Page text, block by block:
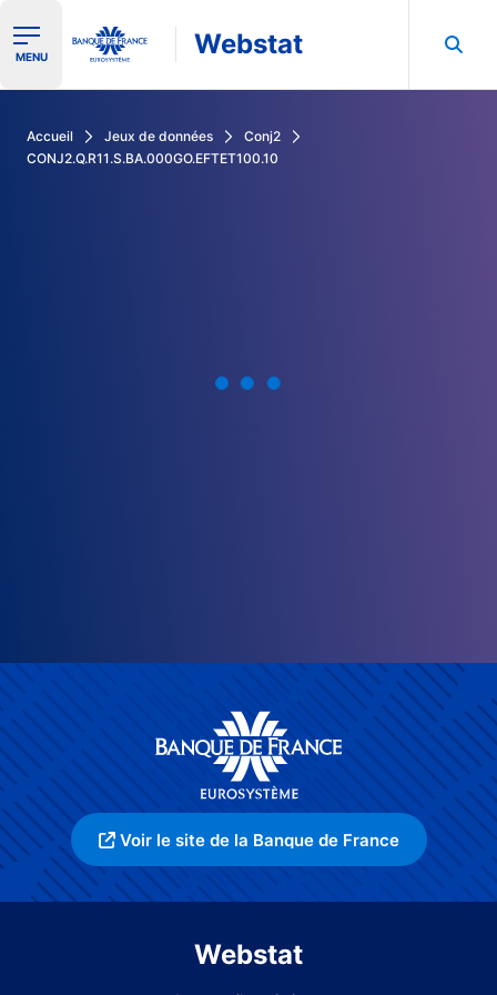
Ouvrir le menu de navigation
MENU Webstat
Accueil Jeux de données
Conj2
CONJ2.Q.R11.S.BA.000GO.EFTET100.10
Voir le site de la Banque de France
Webstat